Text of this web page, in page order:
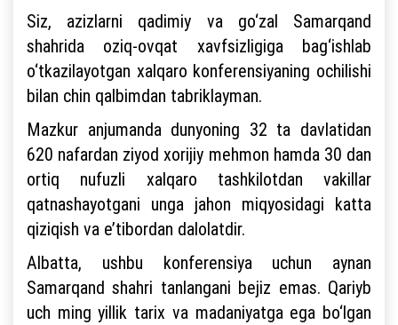
Siz, azizlarni qadimiy va go‘zal Samarqand
shahrida oziq-ovqat xavfsizligiga bag‘ishlab
o‘tkazilayotgan xalqaro konferensiyaning ochilishi
bilan chin qalbimdan tabriklayman.
Mazkur anjumanda dunyoning 32 ta davlatidan
620 nafardan ziyod xorijiy mehmon hamda 30 dan
ortiq nufuzli xalqaro tashkilotdan vakillar
qatnashayotgani unga jahon miqyosidagi katta
qiziqish va e’tibordan dalolatdir.
Albatta, ushbu konferensiya uchun aynan
Samarqand shahri tanlangani bejiz emas. Qariyb
uch ming yillik tarix va madaniyatga ega bo‘lgan